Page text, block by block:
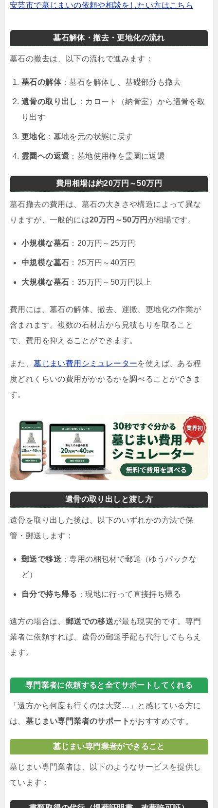
安芸市で墓じまいの依頼や相談をしたい方はこちら
墓石解体・撤去・更地化の流れ
墓石の撤去は、以下の流れで進みます：
墓石の解体：墓石を解体し、基礎部分も撤去
遺骨の取り出し ：カロート（納骨室）から遺骨を取
り出す
更地化：墓地を元の状態に戻す
霊園への返還 ：墓地使用権を霊園に返還
費用相場は約20万円～50万円
墓石撤去の費用は、墓石の大きさや構造によって異な
りますが、一般的には20万円～50万円 が相場です。
小規模な墓石 ：20万円～25万円
中規模な墓石 ：25万円～40万円
大規模な墓石 ：35万円～50万円以上
費用には、墓石の解体、撤去、運搬、更地化の作業が
含まれます。複数の石材店から見積もりを取ること
で、費用を抑えることができます。
また、墓じまい費用シミュレーターを使えば、ある程
度どれくらいの費用がかかるかを調べることができま
す。
遺骨の取り出しと渡し方
遺骨を取り出した後は、以下のいずれかの方法で保
管・郵送します：
郵送で移送 ：専用の梱包材で郵送（ゆうパックな
ど）
自分で持ち帰る ：現地に行って直接持ち帰る
遠方の場合は、 郵送での移送が最も現実的です。専門
業者に依頼すれば、遺骨の郵送手配も代行してもらえ
ます。
専門業者に依頼すると全てサポートしてくれる
「遠方から何度も行くのは大変…」と感じている方に
は、 墓じまい専門業者のサポート がおすすめです。
墓じまい専門業者ができること
墓じまい専門業者は、以下のようなサービスを提供し
ています：